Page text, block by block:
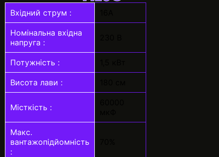
Вхідний струм :
Номінальна вхідна
напруга :
Потужність :
Висота лави :
Місткість :
Макс.
вантажопідйомність
: